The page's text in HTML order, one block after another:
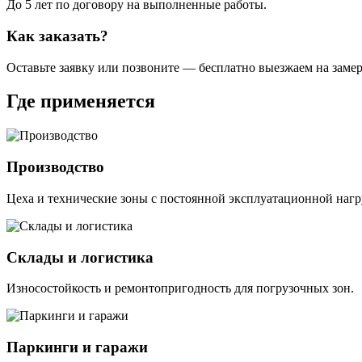
До 5 лет по договору на выполненные работы.
Как заказать?
Оставьте заявку или позвоните — бесплатно выезжаем на
Где применяется
Производство
Цеха и технические зоны с постоянной эксплуатационной
Склады и логистика
Износостойкость и ремонтопригодность для погрузочных зон.
Паркинги и гаражи